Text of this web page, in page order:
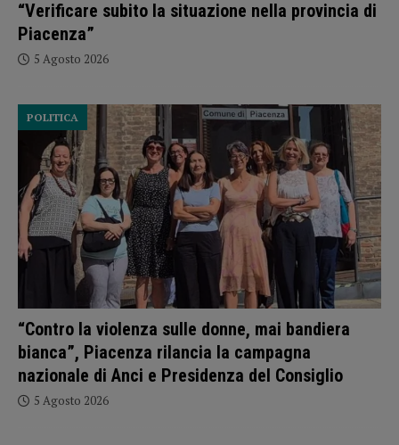
“Verificare subito la situazione nella provincia di
Piacenza”
5 Agosto 2026
“Contro la violenza sulle donne, mai bandiera
bianca”, Piacenza rilancia la campagna
nazionale di Anci e Presidenza del Consiglio
POLITICA
5 Agosto 2026